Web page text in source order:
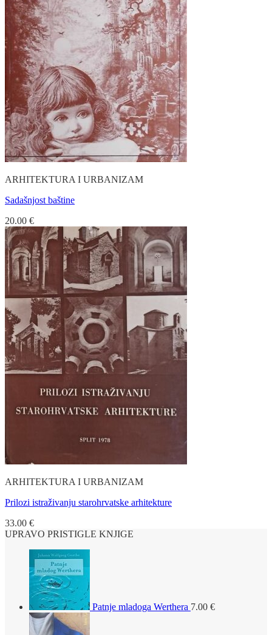
ARHITEKTURA I URBANIZAM
Sadašnjost baštine
20.00 €
ARHITEKTURA I URBANIZAM
Prilozi istraživanju starohrvatske arhitekture
33.00 €
UPRAVO PRISTIGLE KNJIGE
Patnje mladoga Werthera 7.00 €